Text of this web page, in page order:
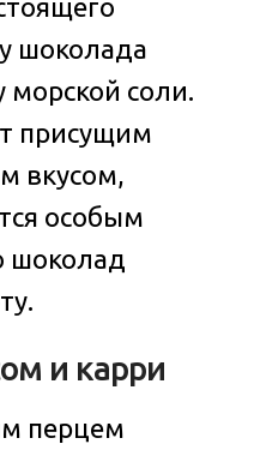
шоколада
соли.
присущим
вкусом,
особым
шоколад
и карри
перцем